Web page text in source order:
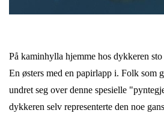
På kaminhylla hjemme hos dykkeren
En østers med en papirlapp i. Folk som
undret seg over denne spesielle
dykkeren selv representerte den noe